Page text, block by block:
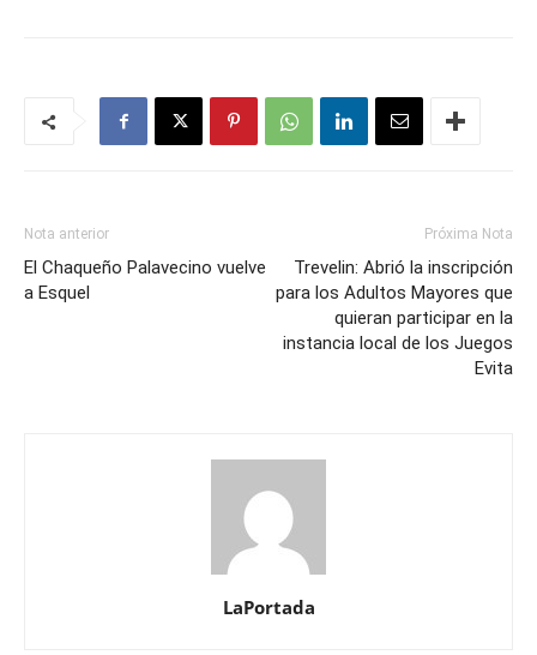
Nota anterior
El Chaqueño Palavecino vuelve
a Esquel
Próxima Nota
Trevelin: Abrió la inscripción
para los Adultos Mayores que
quieran participar en la
instancia local de los Juegos
Evita
LaPortada